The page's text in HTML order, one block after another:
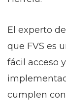
El experto
que FVS es
fácil acceso
cumplen